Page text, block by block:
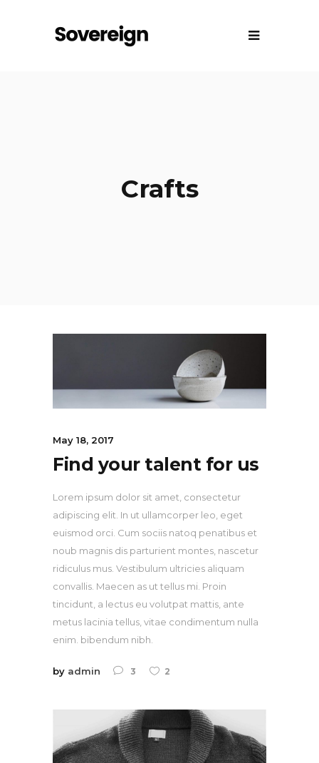
Crafts
May 18, 2017
Find your talent for us
Lorem ipsum dolor sit amet, consectetur
adipiscing elit. In ut ullamcorper leo, eget
euismod orci. Cum sociis natoq penatibus et
noub magnis dis parturient montes, nascetur
ridiculus mus. Vestibulum ultricies aliquam
convallis. Maecen as ut tellus mi. Proin
tincidunt, a lectus eu volutpat mattis, ante
metus lacinia tellus, vitae condimentum nulla
enim. bibendum nibh.
by admin 3 2